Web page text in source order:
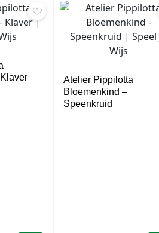
Atelier Pippilotta
Bloemenkind –
Speenkruid